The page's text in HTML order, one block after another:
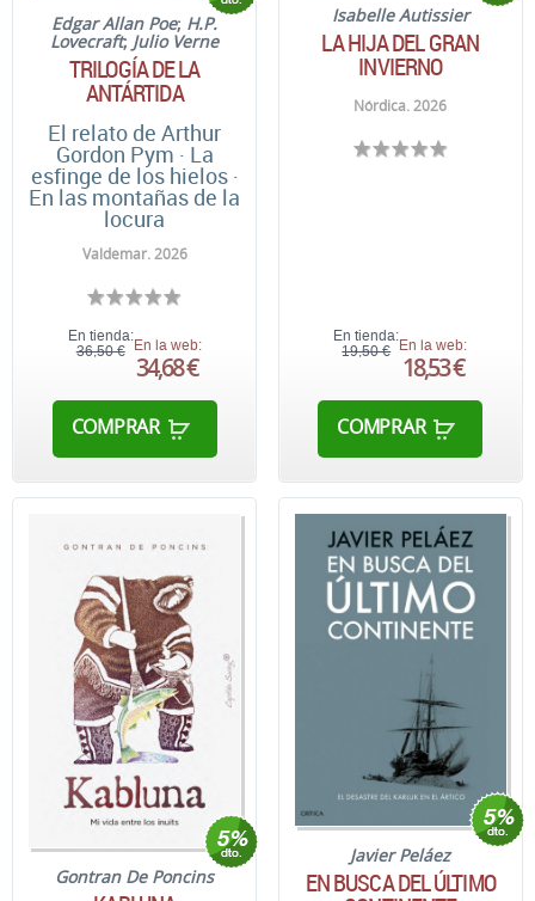
Edgar Allan Poe; H.P.
Lovecraft; Julio Verne
TRILOGÍA DE LA
ANTÁRTIDA
El relato de Arthur
Gordon Pym · La
esfinge de los hielos ·
En las montañas de la
locura
Valdemar. 2026
En tienda:
36,50 € En la web:
34,68 €
COMPRAR
Isabelle Autissier
LA HIJA DEL GRAN
INVIERNO
Nórdica. 2026
En tienda:
19,50 €
En la web:
18,53 €
COMPRAR
Gontran De Poncins
Javier Peláez
EN BUSCA DEL ÚLTIMO